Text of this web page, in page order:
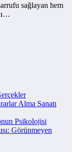
sağlayan hem
Alma Sanatı
Psikolojisi
Görünmeyen